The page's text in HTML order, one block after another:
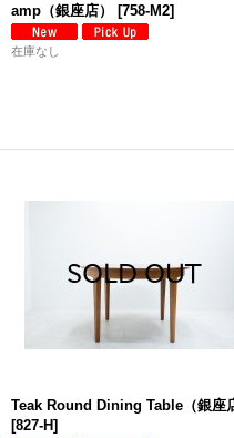
amp（銀座店）
[758-M2]
在庫なし
Teak Round Dining Table（銀座
[827-H]